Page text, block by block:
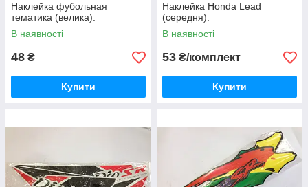
Наклейка фубольная
тематика (велика).
В наявності
48 ₴
Купити
Наклейка Honda Lead
(середня).
В наявності
53 ₴/комплект
Купити